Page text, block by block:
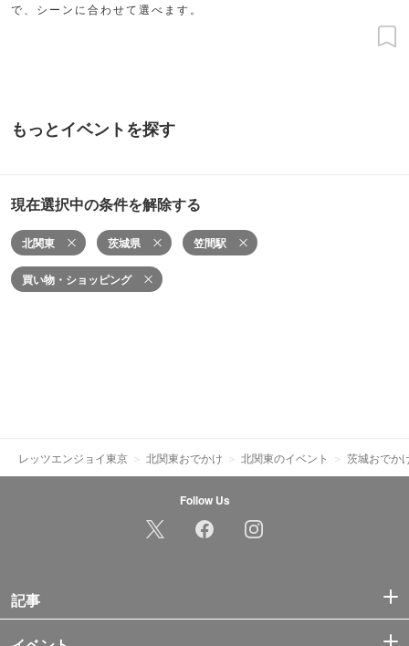
で、シーンに合わせて選べます。
もっとイベントを探す
現在選択中の条件を解除する
北関東 茨城県 笠間駅
買い物・ショッピング
レッツエンジョイ東京 北関東おでかけ 北関東のイベント 茨城おでか
Follow Us
記事